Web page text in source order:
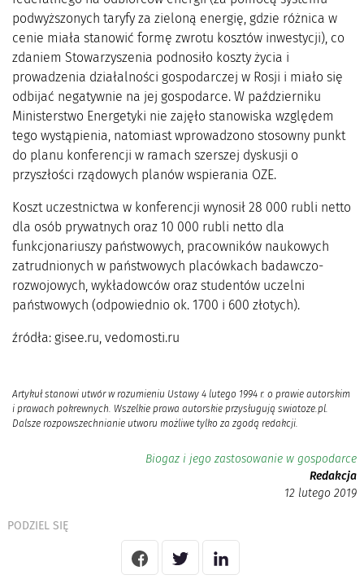
podwyższonych taryfy za zieloną energię, gdzie różnica w
cenie miała stanowić formę zwrotu kosztów inwestycji), co
zdaniem Stowarzyszenia podnosiło koszty życia i
prowadzenia działalności gospodarczej w Rosji i miało się
odbijać negatywnie na jej gospodarce. W październiku
Ministerstwo Energetyki nie zajęło stanowiska względem
tego wystąpienia, natomiast wprowadzono stosowny punkt
do planu konferencji w ramach szerszej dyskusji o
przyszłości rządowych planów wspierania OZE.
Koszt uczestnictwa w konferencji wynosił 28 000 rubli netto
dla osób prywatnych oraz 10 000 rubli netto dla
funkcjonariuszy państwowych, pracowników naukowych
zatrudnionych w państwowych placówkach badawczo-
rozwojowych, wykładowców oraz studentów uczelni
państwowych (odpowiednio ok. 1700 i 600 złotych).
źródła: gisee.ru, vedomosti.ru
Artykuł stanowi utwór w rozumieniu Ustawy 4 lutego 1994 r. o prawie autorskim
i prawach pokrewnych. Wszelkie prawa autorskie przysługują swiatoze.pl.
Dalsze rozpowszechnianie utworu możliwe tylko za zgodą redakcji.
Biogaz i jego zastosowanie w gospodarce
Redakcja
12 lutego 2019
PODZIEL SIĘ